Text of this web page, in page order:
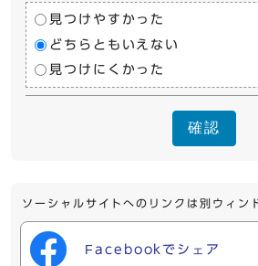
見つけやすかった
どちらともいえない
見つけにくかった
確認
ソーシャルサイトへのリンクは別ウィン
Facebookでシェア